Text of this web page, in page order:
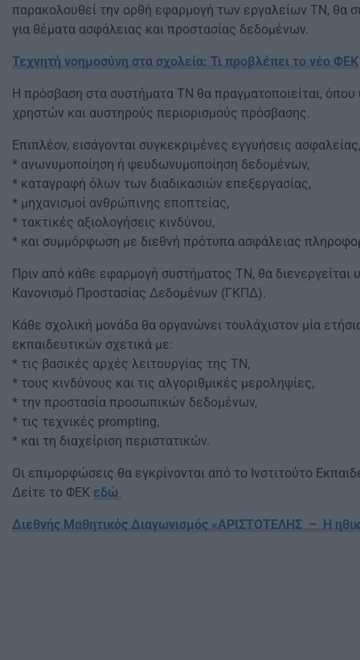
παρακολουθεί την ορθή εφαρμογή των εργαλείων ΤΝ, θα
για θέματα ασφάλειας και προστασίας δεδομένων.
Τεχνητή νοημοσύνη στα σχολεία: Τι προβλέπει το νέο ΦΕΚ
Η πρόσβαση στα συστήματα ΤΝ θα πραγματοποιείται,
χρηστών και αυστηρούς περιορισμούς πρόσβασης.
Επιπλέον, εισάγονται συγκεκριμένες εγγυήσεις
* ανωνυμοποίηση ή ψευδωνυμοποίηση δεδομένων,
* καταγραφή όλων των διαδικασιών επεξεργασίας,
* μηχανισμοί ανθρώπινης εποπτείας,
* τακτικές αξιολογήσεις κινδύνου,
* και συμμόρφωση με διεθνή πρότυπα ασφάλειας
Πριν από κάθε εφαρμογή συστήματος ΤΝ, θα
Κανονισμό Προστασίας Δεδομένων (ΓΚΠΔ).
Κάθε σχολική μονάδα θα οργανώνει τουλάχιστον μία
εκπαιδευτικών σχετικά με:
* τις βασικές αρχές λειτουργίας της ΤΝ,
* τους κινδύνους και τις αλγοριθμικές μεροληψίες,
* την προστασία προσωπικών δεδομένων,
* τις τεχνικές prompting,
* και τη διαχείριση περιστατικών.
Οι επιμορφώσεις θα εγκρίνονται από το Ινστιτούτο
Δείτε το ΦΕΚ εδώ
Διεθνής Μαθητικός Διαγωνισμός «ΑΡΙΣΤΟΤΕΛΗΣ – Η